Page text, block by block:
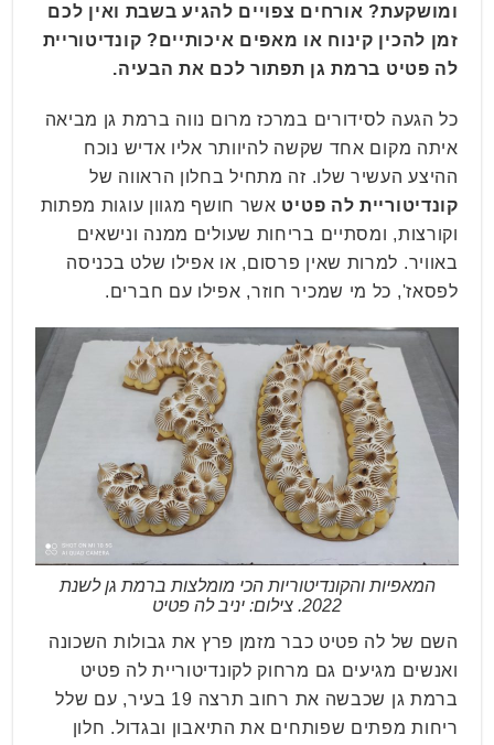
ומושקעת? אורחים צפויים להגיע בשבת ואין לכם
זמן להכין קינוח או מאפים איכותיים? קונדיטוריית
לה פטיט ברמת גן תפתור לכם את הבעיה.
כל הגעה לסידורים במרכז מרום נווה ברמת גן מביאה
איתה מקום אחד שקשה להיוותר אליו אדיש נוכח
ההיצע העשיר שלו. זה מתחיל בחלון הראווה של
קונדיטוריית לה פטיט אשר חושף מגוון עוגות מפתות
וקורצות, ומסתיים בריחות שעולים ממנה ונישאים
באוויר. למרות שאין פרסום, או אפילו שלט בכניסה
לפסאז', כל מי שמכיר חוזר, אפילו עם חברים.
המאפיות והקונדיטוריות הכי מומלצות ברמת גן לשנת
2022. צילום: יניב לה פטיט
השם של לה פטיט כבר מזמן פרץ את גבולות השכונה
ואנשים מגיעים גם מרחוק לקונדיטוריית לה פטיט
ברמת גן שכבשה את רחוב תרצה 19 בעיר, עם שלל
ריחות מפתים שפותחים את התיאבון ובגדול. חלון